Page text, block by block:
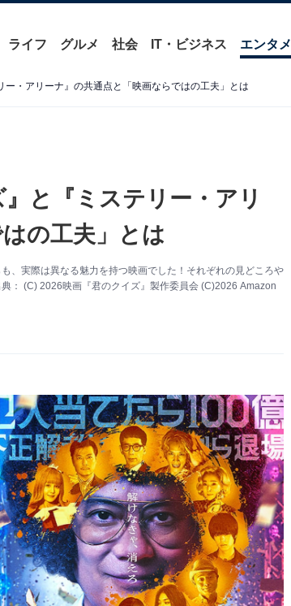
ライフ グルメ 社会 IT・ビジネス エンタメ
・アリーナ』の共通点と「映画ならではの工夫」とは
と『ミステリー・アリ
の工夫」とは
、実際は異なる魅力を持つ映画でした！それぞれの見どころや
： (C) 2026映画『君のクイズ』製作委員会 (C)2026 Amazon